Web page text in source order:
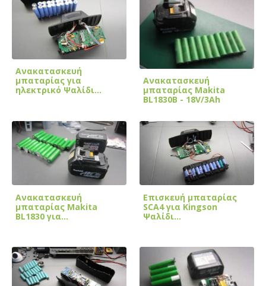
Ανακατασκευή
μπαταρίας για
ηλεκτρικό Ψαλίδι…
Ανακατασκευή
μπαταρίας Makita
BL1830B - 18V/3Ah
Ανακατασκευή
μπαταρίας Makita
BL1830 για
Επισκευή μπαταρίας
SCA4 για Kingson
Ψαλίδι…